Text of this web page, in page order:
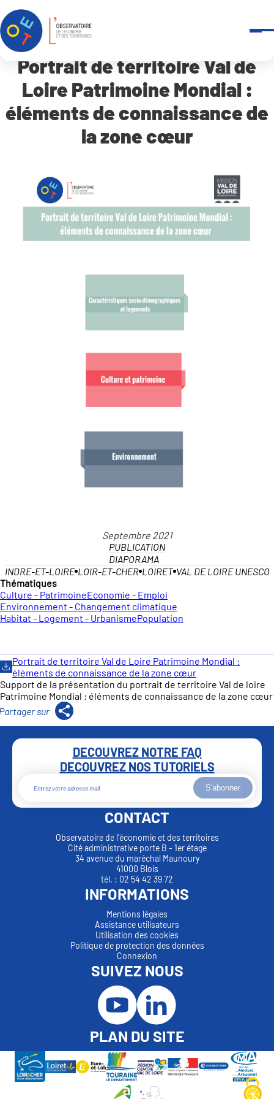
Accueil
Portrait de territoire Val de Loire Patrimoine Mondial :
Portrait de territoire Val de
Loire Patrimoine Mondial :
éléments de connaissance de
la zone cœur
PUBLICATION
DIAPORAMA
INDRE-ET-LOIRE LOIR-ET-CHER LOIRET VAL DE LOIRE UNESCO
Thématiques
Culture - PatrimoineEconomie - Emploi
Environnement - Changement climatique
Habitat - Logement - UrbanismePopulation
Portrait de territoire Val de Loire Patrimoine Mondial :
éléments de connaissance de la zone cœur
Support de la présentation du portrait de territoire Val de loire
Patrimoine Mondial : éléments de connaissance de la zone cœur
DECOUVREZ NOTRE FAQ
DECOUVREZ NOS TUTORIELS
S'abonner
CONTACT
Observatoire de l'économie et des territoires
Cité administrative porte B - 1er étage
34 avenue du maréchal Maunoury
41000 Blois
tél. : 02 54 42 39 72
INFORMATIONS
Mentions légales
Assistance utilisateurs
Utilisation des cookies
Politique de protection des données
Connexion
SUIVEZ NOUS
PLAN DU SITE